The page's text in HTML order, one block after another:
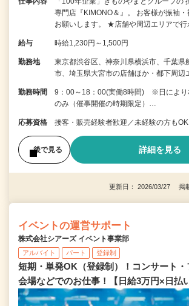
専門店『KIMONO＆』。 お客様が振袖
お願いします。 ★店舗や周辺エリアで行
給与 時給1,230円～1,500円
勤務地
東京都渋谷区、神奈川県横浜市、千葉県
市、埼玉県大宮市の店舗ほか・都下周辺
勤務時間
9：00～18：00(実働8時間) ※日によ
のみ（催事開催の時期限定）…
応募資格 接客・販売経験者歓迎／未経験の方もOK
後で見る 詳細を見る
更新日： 2026/03/27 掲
イベントの運営サポート
株式会社シアーズ イベント事業部
アルバイト パート 登録制
短期・単発OK（登録制）！コンサート
会場などでのお仕事！【日給3万円×日払